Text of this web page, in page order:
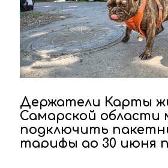
Держатели Карты
Самарской области
подключить
тарифы до 30 июня